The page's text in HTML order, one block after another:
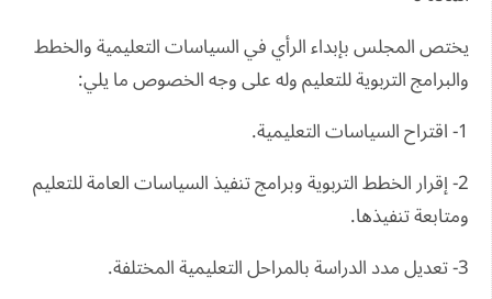
يختص المجلس بإبداء الرأي في السياسات التعليمية والخطط
والبرامج التربوية للتعليم وله على وجه الخصوص ما يلي:
1- اقتراح السياسات التعليمية.
2- إقرار الخطط التربوية وبرامج تنفيذ السياسات العامة للتعليم
ومتابعة تنفيذها.
3- تعديل مدد الدراسة بالمراحل التعليمية المختلفة.